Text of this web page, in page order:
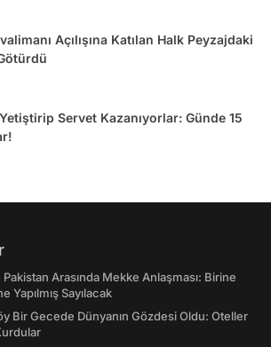
Açılışına Katılan Halk Peyzajdaki
Servet Kazanıyorlar: Günde 15
Arasında Mekke Anlaşması: Birine
Yapılmış Sayılacak
Bir Gecede Dünyanın Gözdesi Oldu: Oteller